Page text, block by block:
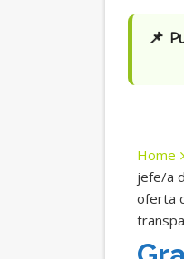
📌
Home
jefe/a
oferta